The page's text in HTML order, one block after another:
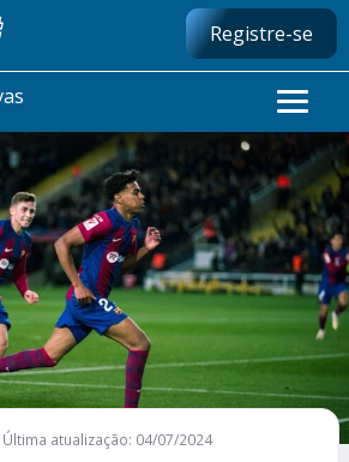
Registre-se
LIBERTADORES
Última atualização: 04/07/2024